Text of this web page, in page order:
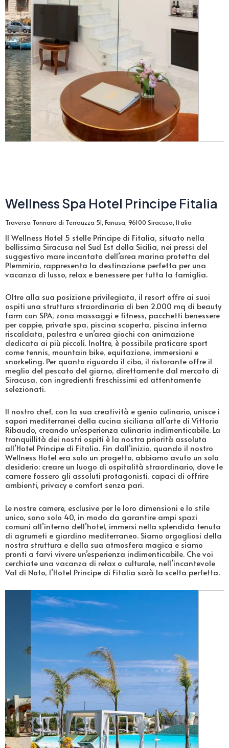
Wellness Spa Hotel Principe Fitalia
Traversa Tonnara di Terrauzza 51, Fanusa, 96100 Siracusa, Italia
Il Wellness Hotel 5 stelle Principe di Fitalia, situato nella
bellissima Siracusa nel Sud Est della Sicilia, nei pressi del
suggestivo mare incantato dell’area marina protetta del
Plemmirio, rappresenta la destinazione perfetta per una
vacanza di lusso, relax e benessere per tutta la famiglia.
Oltre alla sua posizione privilegiata, il resort offre ai suoi
ospiti una struttura straordinaria di ben 2.000 mq di beauty
farm con SPA, zona massaggi e fitness, pacchetti benessere
per coppie, private spa, piscina scoperta, piscina interna
riscaldata, palestra e un’area giochi con animazione
dedicata ai più piccoli. Inoltre, è possibile praticare sport
come tennis, mountain bike, equitazione, immersioni e
snorkeling. Per quanto riguarda il cibo, il ristorante offre il
meglio del pescato del giorno, direttamente dal mercato di
Siracusa, con ingredienti freschissimi ed attentamente
selezionati.
Il nostro chef, con la sua creatività e genio culinario, unisce i
sapori mediterranei della cucina siciliana all’arte di Vittorio
Ribaudo, creando un’esperienza culinaria indimenticabile. La
tranquillità dei nostri ospiti è la nostra priorità assoluta
all’Hotel Principe di Fitalia. Fin dall’inizio, quando il nostro
Wellness Hotel era solo un progetto, abbiamo avuto un solo
desiderio: creare un luogo di ospitalità straordinario, dove le
camere fossero gli assoluti protagonisti, capaci di offrire
ambienti, privacy e comfort senza pari.
Le nostre camere, esclusive per le loro dimensioni e lo stile
unico, sono solo 40, in modo da garantire ampi spazi
comuni all’interno dell’hotel, immersi nella splendida tenuta
di agrumeti e giardino mediterraneo. Siamo orgogliosi della
nostra struttura e della sua atmosfera magica e siamo
pronti a farvi vivere un’esperienza indimenticabile. Che voi
cerchiate una vacanza di relax o culturale, nell’incantevole
Val di Noto, l’Hotel Principe di Fitalia sarà la scelta perfetta.